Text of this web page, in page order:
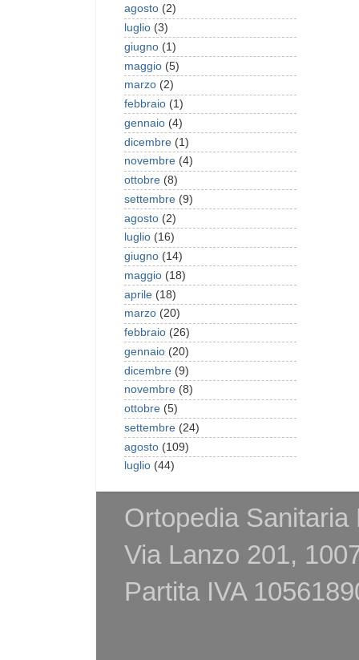
agosto (2)
luglio (3)
giugno (1)
maggio (5)
marzo (2)
febbraio (1)
gennaio (4)
dicembre (1)
novembre (4)
ottobre (8)
settembre (9)
agosto (2)
luglio (16)
giugno (14)
maggio (18)
aprile (18)
marzo (20)
febbraio (26)
gennaio (20)
dicembre (9)
novembre (8)
ottobre (5)
settembre (24)
agosto (109)
luglio (44)
Ortopedia Sanitaria
Via Lanzo 201,
Partita IVA